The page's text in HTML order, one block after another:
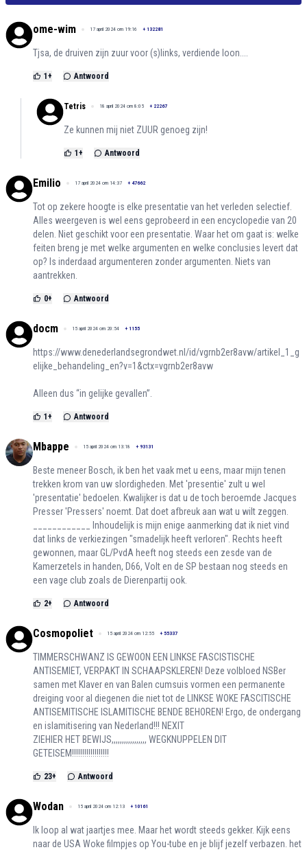
ome-wim 17 april 2024 om 19:16 + 132281
Tjsa, de druiven zijn zuur voor (s)links, verdiende loon....
1+ Antwoord
Tetris 18 april 2024 om 8:05 + 22267
Ze kunnen mij niet ZUUR genoeg zijn!
1+ Antwoord
Emilio 17 april 2024 om 14:37 + 47662
Tot op zekere hoogte is elke presentatie van het verleden selectief.
Alles weergeven is wel eens geprobeerd in een encyclopedie van 20
delen. Niet geschikt voor een presentatie. Waar het om gaat is: welke
feiten breng je met welke argumenten en welke conclusies levert dat
op? Is inderdaad argumenteren zonder argumenten. Niets van
aantrekken.
0+ Antwoord
docm 15 april 2024 om 20:54 + 1155
https://www.denederlandsegrondwet.nl/id/vgrnb2er8avw/artikel_1_g
elijke_behandeling_en?v=1&ctx=vgrnb2er8avw
Alleen dus “in gelijke gevallen”.
1+ Antwoord
Mbappe 15 april 2024 om 13:18 + 93131
Beste meneer Bosch, ik ben het vaak met u eens, maar mijn tenen
trekken krom van uw slordigheden. Met 'presentie' zult u wel
'presentatie' bedoelen. Kwalijker is dat u de toch beroemde Jacques
Presser 'Pressers' noemt. Dat doet afbreuk aan wat u wilt zeggen.
____________ Inhoudelijk is mijn enige aanmerking dat ik niet vind
dat links de verkiezingen "smadelijk heeft verloren". Rechts heeft
gewonnen, maar GL/PvdA heeft nog steeds een zesde van de
Kamerzetels in handen, D66, Volt en de SP bestaan nog steeds en
een vage club zoals de Dierenpartij ook.
2+ Antwoord
Cosmopoliet 15 april 2024 om 12:55 + 55337
TIMMERSCHWANZ IS GEWOON EEN LINKSE FASCISTISCHE
ANTISEMIET, VERPAKT IN SCHAAPSKLEREN! Deze volbloed NSBer
samen met Klaver en van Balen cumsuis vormen een permanente
dreiging voor al diegenen die niet tot de LINKSE WOKE FASCITISCHE
ANTISEMITISCHE ISLAMITISCHE BENDE BEHOREN! Ergo, de ondergang
en islamitisering van Nederland!!! NEXIT
ZIEHIER HET BEWIJS,,,,,,,,,,,,,,,,, WEGKNUPPELEN DIT
GETEISEM!!!!!!!!!!!!!!!!!!
23+ Antwoord
Wodan 15 april 2024 om 12:13 + 10161
Ik loop al wat jaartjes mee. Maar het wordt steeds gekker. Kijk eens
naar de USA Woke filmpjes op You-tube en je blijf jezelf verbazen. het